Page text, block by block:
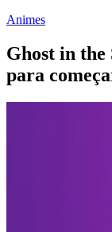
Animes
Ghost in the
para